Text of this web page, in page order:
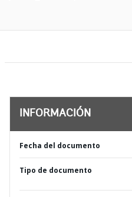
INFORMACIÓN
Fecha del documento
Tipo de documento